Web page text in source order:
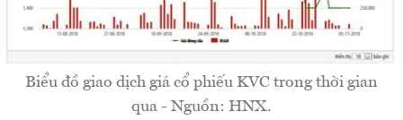
Biểu đồ giao dịch giá cổ phiếu KVC trong thời gian
qua - Nguồn: HNX.